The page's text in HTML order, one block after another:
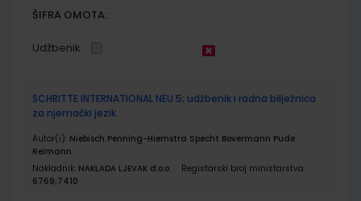
ŠIFRA OMOTA:
Udžbenik
SCHRITTE INTERNATIONAL NEU 5; udžbenik i radna bilježnica
za njemački jezik
Autor(i): Niebisch Penning-Hiemstra Specht Bovermann Pude
Reimann
Nakladnik: NAKLADA LJEVAK d.o.o.
Registarski broj ministarstva:
6769;7410